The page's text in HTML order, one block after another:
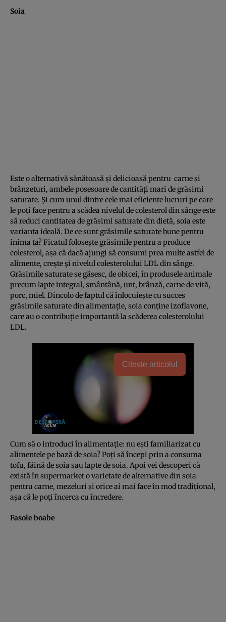
Soia
Este o alternativă sănătoasă şi delicioasă pentru carne şi
brânzeturi, ambele posesoare de cantităţi mari de grăsimi
saturate. Şi cum unul dintre cele mai eficiente lucruri pe care
le poţi face pentru a scădea nivelul de colesterol din sânge este
să reduci cantitatea de grăsimi saturate din dietă, soia este
varianta ideală. De ce sunt grăsimile saturate bune pentru
inima ta? Ficatul foloseşte grăsimile pentru a produce
colesterol, aşa că dacă ajungi să consumi prea multe astfel de
alimente, creşte şi nivelul colesterolului LDL din sânge.
Grăsimile saturate se găsesc, de obicei, în produsele animale
precum lapte integral, smântână, unt, brânză, carne de vită,
porc, miel. Dincolo de faptul că înlocuieşte cu succes
grăsimile saturate din alimentaţie, soia conţine izoflavone,
care au o contribuţie importantă la scăderea colesterolului
LDL.
Citește articolul
Cum să o introduci în alimentaţie: nu eşti familiarizat cu
alimentele pe bază de soia? Poţi să începi prin a consuma
tofu, făină de soia sau lapte de soia. Apoi vei descoperi că
există în supermarket o varietate de alternative din soia
pentru carne, mezeluri şi orice ai mai face în mod tradiţional,
aşa că le poţi încerca cu încredere.
Fasole boabe